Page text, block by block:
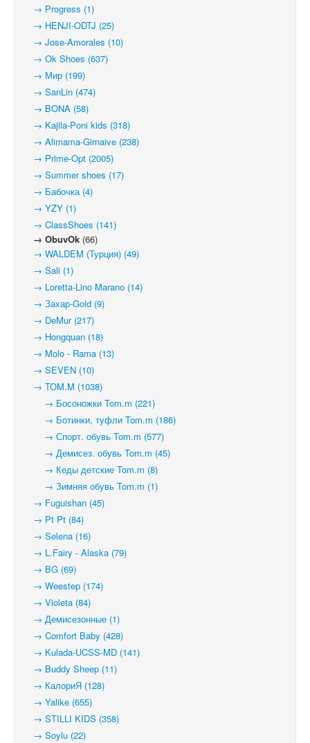
→ Progress (1)
→ HENJI-ODTJ (25)
→ Jose-Amorales (10)
→ Ok Shoes (637)
→ Мир (199)
→ SanLin (474)
→ BONA (58)
→ Kajila-Poni kids (318)
→ Alimama-Girnaive (238)
→ Prime-Opt (2005)
→ Summer shoes (17)
→ Бабочка (4)
→ YZY (1)
→ ClassShoes (141)
→ ObuvOk (66)
→ WALDEM (Турция) (49)
→ Sali (1)
→ Loretta-Lino Marano (14)
→ Захар-Gold (9)
→ DeMur (217)
→ Hongquan (18)
→ Molo - Rama (13)
→ SEVEN (10)
→ TOM.M (1038)
→ Босоножки Tom.m (221)
→ Ботинки, туфли Tom.m (186)
→ Спорт. обувь Tom.m (577)
→ Демисез. обувь Tom.m (45)
→ Кеды детские Tom.m (8)
→ Зимняя обувь Tom.m (1)
→ Fuguishan (45)
→ Pt Pt (84)
→ Selena (16)
→ L.Fairy - Alaska (79)
→ BG (69)
→ Weestep (174)
→ Violeta (84)
→ Демисезонные (1)
→ Comfort Baby (428)
→ Kulada-UCSS-MD (141)
→ Buddy Sheep (11)
→ КалориЯ (128)
→ Yalike (655)
→ STILLI KIDS (358)
→ Soylu (22)